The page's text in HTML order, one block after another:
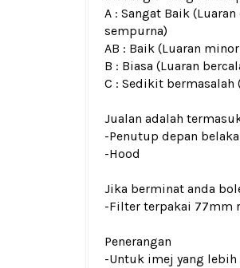
A : Sangat Baik
sempurna)
AB : Baik (Luaran
B : Biasa (Luaran
C : Sedikit bermasalah
Jualan adalah
-Penutup depan
-Hood
Jika berminat anda
-Filter terpakai 77mm
Penerangan
-Untuk imej yang lebih